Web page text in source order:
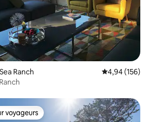
Ranch Évaluation
4,94 (156)
les plus appréciés
voyageurs